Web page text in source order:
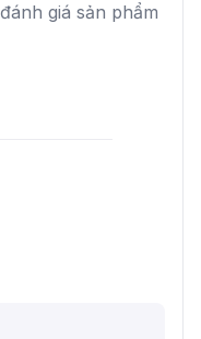
giá sản phẩm